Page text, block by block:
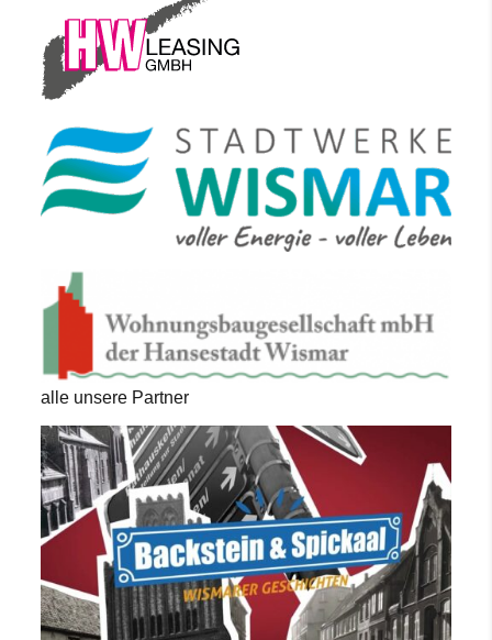
alle unsere Partner